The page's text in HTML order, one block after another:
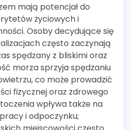
mają potencjał do
życiowych i
Osoby decydujące się
często zaczynają
spędzany z bliskimi oraz
morza sprzyja spędzaniu
co może prowadzić
fizycznej oraz zdrowego
wpływa także na
i odpoczynku;